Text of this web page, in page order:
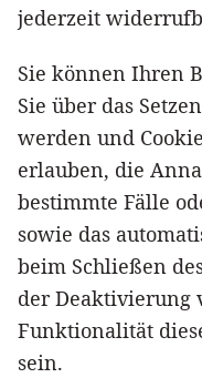
jederzeit
Sie können Ihren
Sie über das
werden und
erlauben, die
bestimmte Fälle
sowie das
beim Schließen
der Deaktivierung
Funktionalität
sein.